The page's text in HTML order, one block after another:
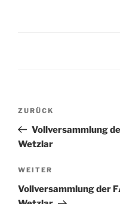
Beitragsnavigation
Vorheriger
Beitrag
ZURÜCK
Vollversammlung
Wetzlar
Nächster
Beitrag
WEITER
Vollversammlung der